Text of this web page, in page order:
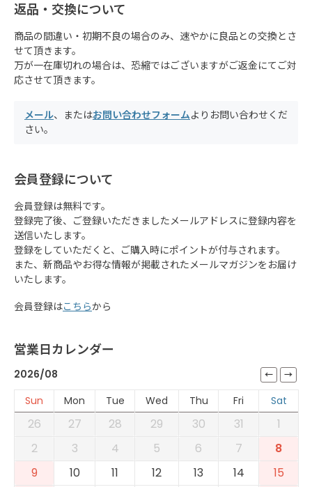
返品・交換について
商品の間違い・初期不良の場合のみ、速やかに良品との交換とさ
せて頂きます。
万が一在庫切れの場合は、恐縮ではございますがご返金にてご対
応させて頂きます。
メール、またはお問い合わせフォームよりお問い合わせくだ
さい。
会員登録について
会員登録は無料です。
登録完了後、ご登録いただきましたメールアドレスに登録内容を
送信いたします。
登録をしていただくと、ご購入時にポイントが付与されます。
また、新商品やお得な情報が掲載されたメールマガジンをお届け
いたします。
会員登録はこちらから
営業日カレンダー
2026/08
Sun
Mon Tue Wed Thu Fri Sat
26 27 28 29 30 31
1
2
3 4 5 6 7
8
9
10 11 12 13 14
15